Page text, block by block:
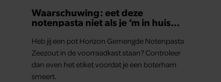
Waarschuwing: eet deze
notenpasta niet als je ‘m in huis
Heb jij een pot Horizon Gemengde Notenpasta
Zeezout in de voorraadkast staan? Controleer
dan even het etiket voordat je een boterham
smeert.